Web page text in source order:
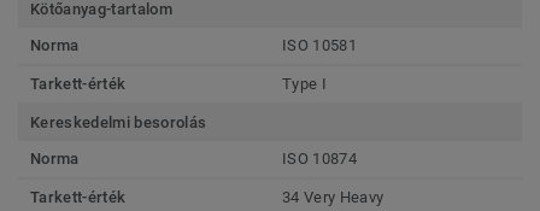
Kötőanyag-tartalom
Norma
ISO 10581
Tarkett-érték Type I
Kereskedelmi besorolás
Norma
ISO 10874
Tarkett-érték 34 Very Heavy